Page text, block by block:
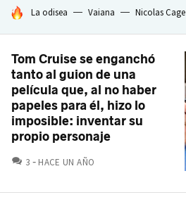
HOY SE HABLA DE
La odisea Vaiana Nicolas Cage
Tom Cruise se enganchó
tanto al guion de una
película que, al no haber
papeles para él, hizo lo
imposible: inventar su
propio personaje
3 COMENTARIOS
HACE UN AÑO